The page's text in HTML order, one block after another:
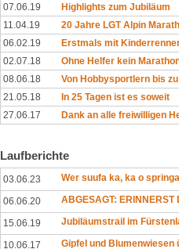
07.06.19
Highlights zum Jubiläum
11.04.19
20 Jahre LGT Alpin
06.02.19
Erstmals mit
02.07.18
Ohne Helfer kein
08.06.18
Von Hobbysportlern bis
21.05.18
In 25 Tagen ist es soweit
27.06.17
Dank an alle freiwilligen
Laufberichte
03.06.23 Wer suufa ka, ka o
06.06.20 ABGESAGT: ERINNERST
15.06.19 Jubiläumstrail im
10.06.17 Gipfel und Blumenwiesen